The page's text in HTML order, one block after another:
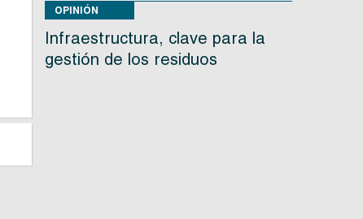
OPINIÓN
Infraestructura, clave para la
gestión de los residuos